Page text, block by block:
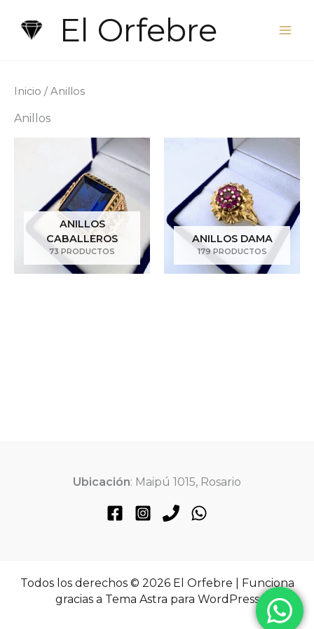
contenido
El Orfebre
Inicio / Anillos
Anillos
ANILLOS
CABALLEROS
73 PRODUCTOS
ANILLOS DAMA
179 PRODUCTOS
Ubicación: Maipú 1015, Rosario
Todos los derechos © 2026 El Orfebre | Funciona
gracias a Tema Astra para WordPress